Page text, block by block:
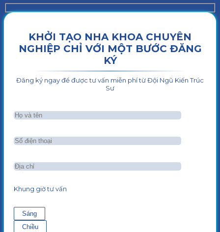
KHỞI TẠO NHA KHOA CHUYÊN
NGHIỆP CHỈ VỚI MỘT BƯỚC ĐĂNG
KÝ
Đăng ký ngay để được tư vấn miễn phí từ Đội Ngũ Kiến Trúc
Sư
Khung giờ tư vấn
Sáng
Chiều